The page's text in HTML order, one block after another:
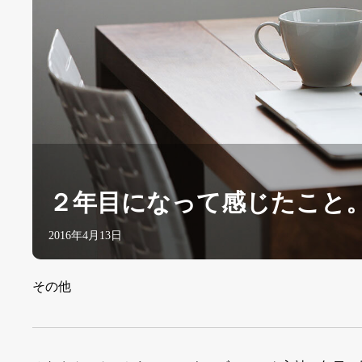
２年目になって感じたこと
2016年4月13日
その他